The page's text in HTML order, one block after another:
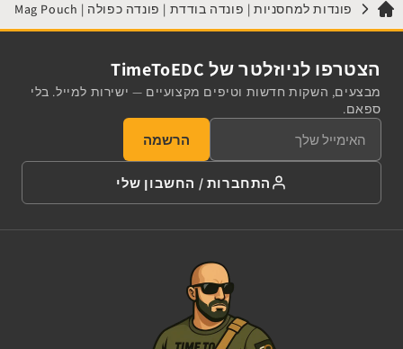
פונדות למחסניות | פונדה בודדת | פונדה כפולה | Mag Pouch
הצטרפו לניוזלטר של TimeToEDC
מבצעים, השקות חדשות וטיפים מקצועיים — ישירות למייל. בלי
ספאם.
הרשמה
התחברות / החשבון שלי